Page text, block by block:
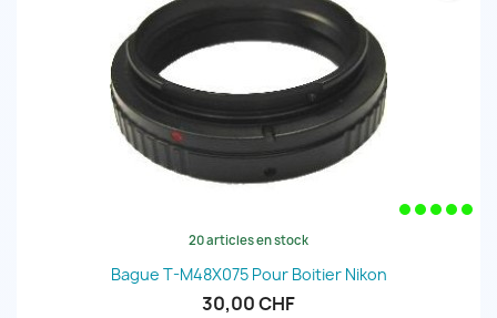
20 articles en stock
Bague T-M48X075 Pour Boitier Nikon
30,00 CHF